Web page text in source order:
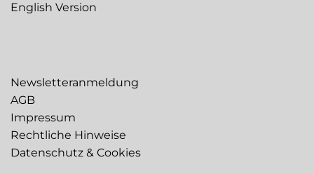
English Version
Newsletteranmeldung
AGB
Impressum
Rechtliche Hinweise
Datenschutz & Cookies